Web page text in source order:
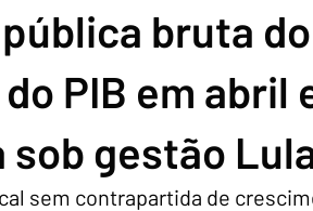
bruta
PIB em
sob gestão
sem contrapartida de